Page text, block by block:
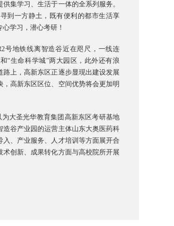
集学习、生活于一体的全系列服务。
到一方静土，既有便利的都市生活享
学习，潜心考研！
号地铁线离智造谷近在咫尺，一线连
“生命科学城”两大园区，此外还有浪
上，高新东区正逐步显现出建设发展
高新东区区位、空间优势将会更加明
大圣光华教育集团高新东区考研基地
谷产业园的运营主体山东大奥医药科
、产业服务、人才培训等方面展开合
创新、成果转化方面与高校院所开展